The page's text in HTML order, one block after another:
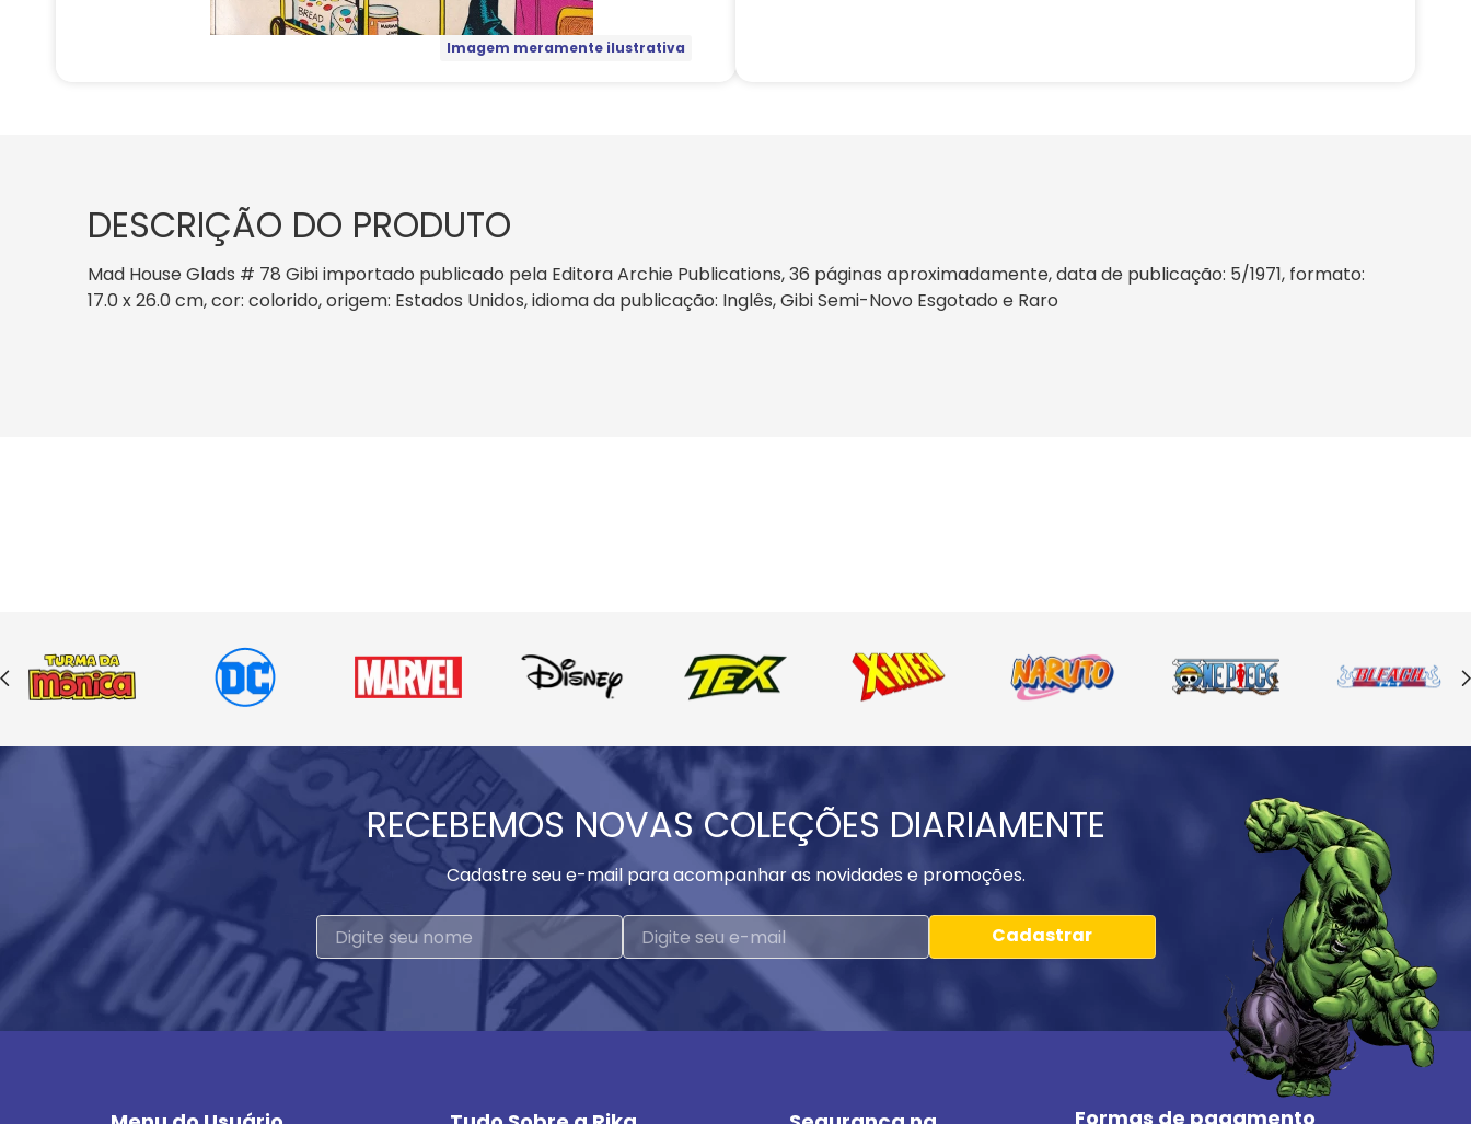
Imagem meramente ilustrativa
DESCRIÇÃO DO PRODUTO
Mad House Glads # 78 Gibi importado publicado pela Editora Archie Publications, 36 páginas aproximadamente, data de publicação: 5/1971, formato:
17.0 x 26.0 cm, cor: colorido, origem: Estados Unidos, idioma da publicação: Inglês, Gibi Semi-Novo Esgotado e Raro
RECEBEMOS NOVAS COLEÇÕES DIARIAMENTE
Cadastre seu e-mail para acompanhar as novidades e promoções.
Cadastrar
Formas de pagamento